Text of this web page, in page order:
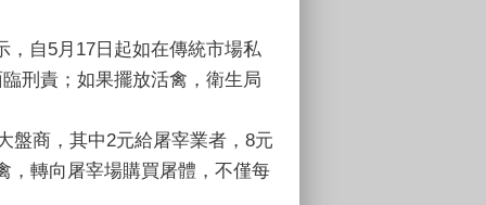
，自5月17日起如在傳統市場私
刑責；如果擺放活禽，衛生局
盤商，其中2元給屠宰業者，8元
，轉向屠宰場購買屠體，不僅每